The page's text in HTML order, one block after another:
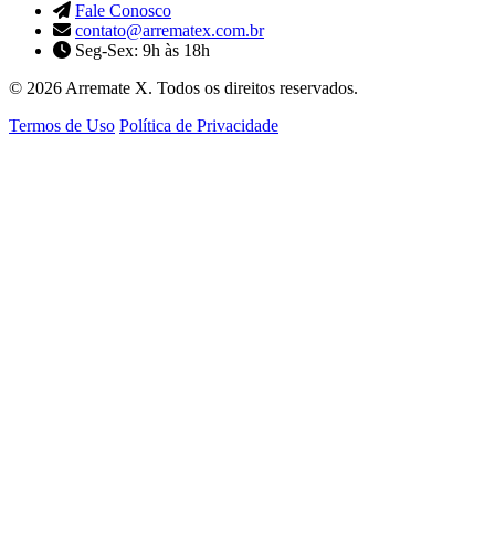
Fale Conosco
contato@arrematex.com.br
Seg-Sex: 9h às 18h
© 2026 Arremate X. Todos os direitos reservados.
Termos de Uso Política de Privacidade